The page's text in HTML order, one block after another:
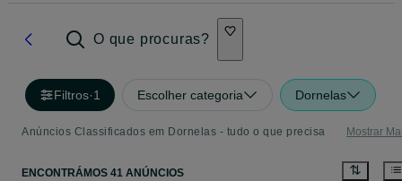
O que procuras?
Filtros·1 Escolher categoria Dornelas
Anúncios Classificados em Dornelas - tudo o que precisa Mostrar
ENCONTRÁMOS 41 ANÚNCIOS